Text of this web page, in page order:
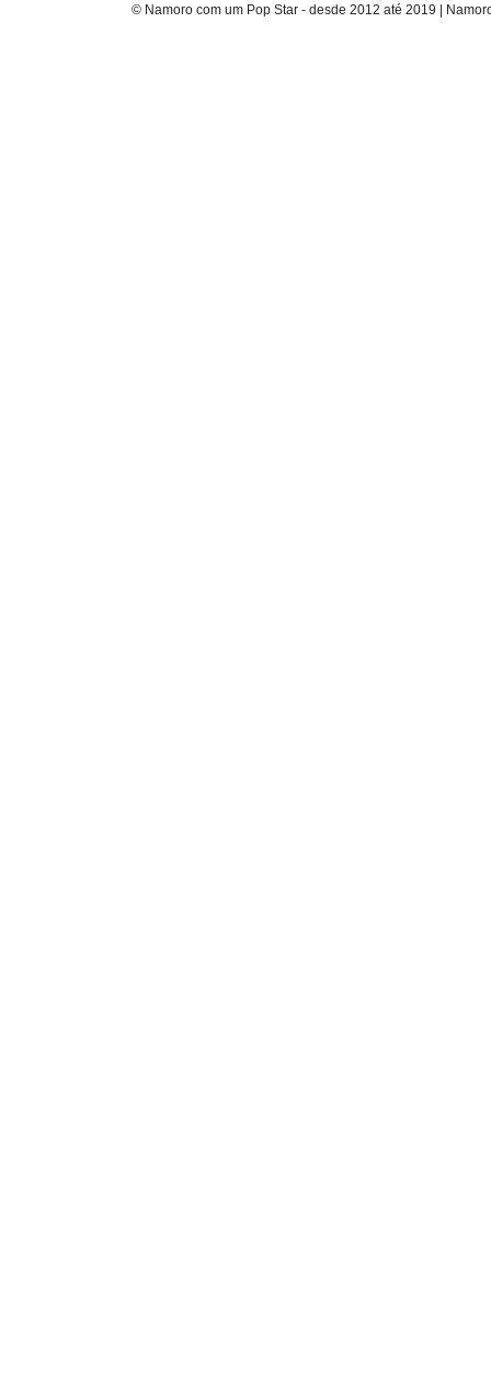
© Namoro com um Pop Star - desde 2012 até 2019 |